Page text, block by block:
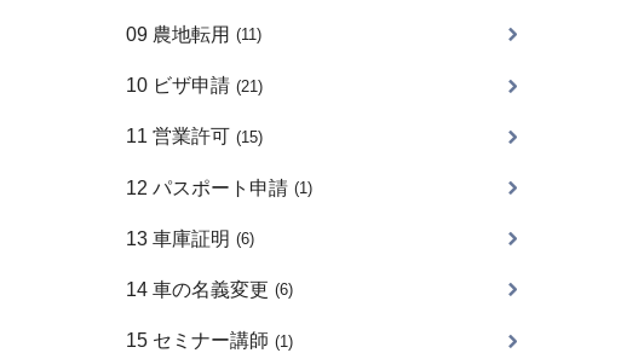
09 農地転用 (11)
10 ビザ申請 (21)
11 営業許可 (15)
12 パスポート申請 (1)
13 車庫証明 (6)
14 車の名義変更 (6)
15 セミナー講師 (1)